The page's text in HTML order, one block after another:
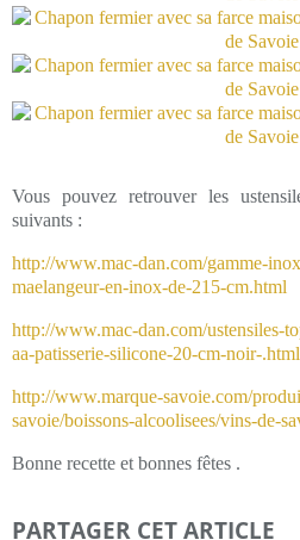
Vous pouvez retrouver les
suivants :
http://www.mac-dan.com/gamme-
maelangeur-en-inox-de-215-cm.html
http://www.mac-dan.com/ustensiles-
aa-patisserie-silicone-20-cm-noir-.html
http://www.marque-savoie.com/
savoie/boissons-alcoolisees/vins-de-
Bonne recette et bonnes fêtes .
PARTAGER CET ARTICLE